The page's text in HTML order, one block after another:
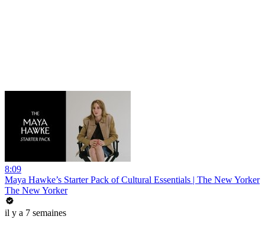
8:09
Maya Hawke’s Starter Pack of Cultural Essentials | The New Yorker
The New Yorker
il y a 7 semaines